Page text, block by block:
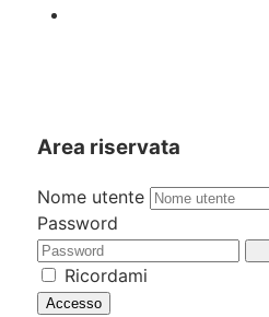
Area riservata
Nome utente
Password
Ricordami
Accesso